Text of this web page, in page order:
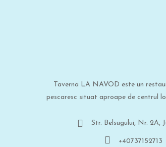
Taverna LA NAVOD este un
pescaresc situat aproape de centrul
Str. Belsugului, Nr. 2A,
+40737152713